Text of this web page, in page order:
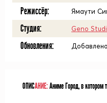
Режиссёр: Ямаути
Студия: Geno
Обновления:
ОПИСАНИЕ:Аниме Город, в